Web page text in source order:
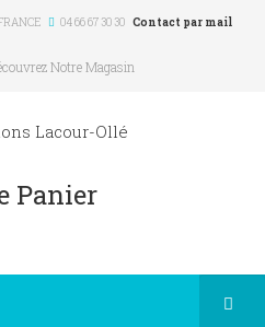
04 66 67 30 30 Contact par mail
Notre Magasin
Panier